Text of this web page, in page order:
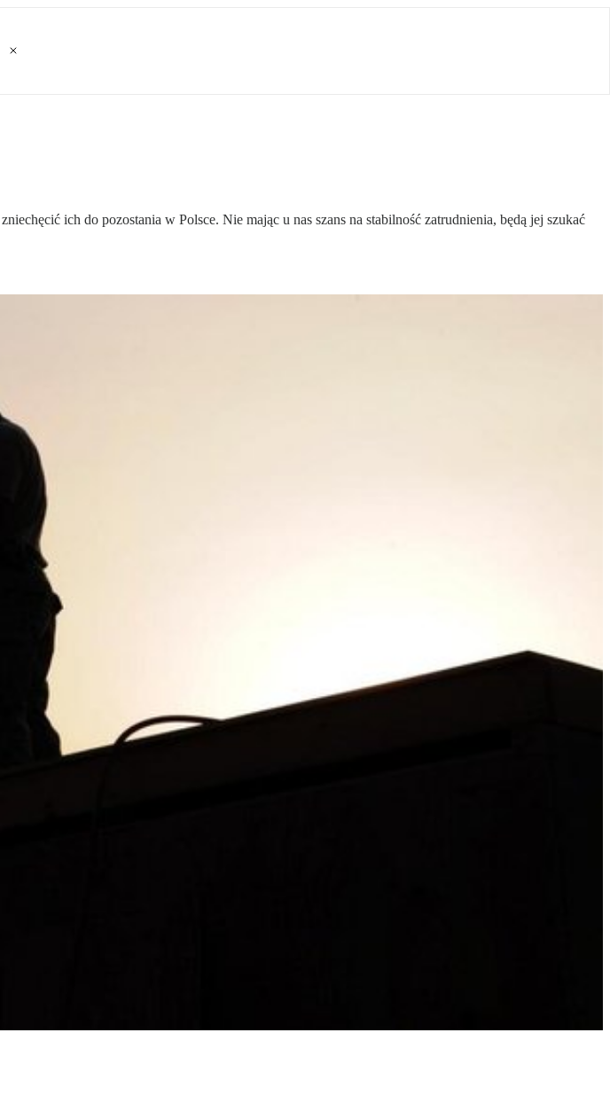
ich do pozostania w Polsce. Nie mając u nas szans na stabilność zatrudnienia, będą jej szukać